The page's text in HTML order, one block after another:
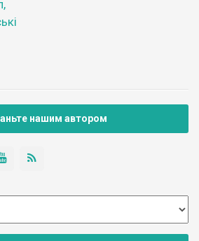
нашим автором